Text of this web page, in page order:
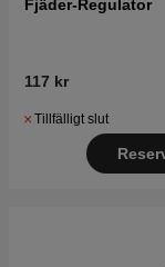
Fjäder-Regulator
117 kr
Tillfälligt slut